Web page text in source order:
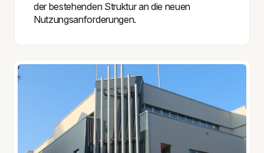
der bestehenden Struktur an die neuen
Nutzungsanforderungen.